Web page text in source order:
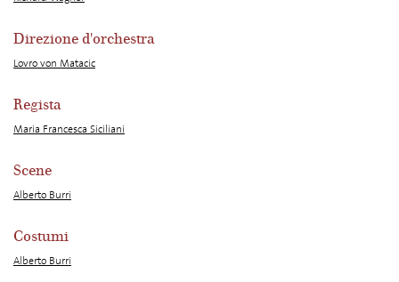
Direzione d'orchestra
Lovro von Matacic
Regista
Maria Francesca Siciliani
Scene
Alberto Burri
Costumi
Alberto Burri